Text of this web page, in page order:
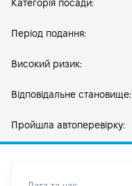
Категорія посади:
Період подання:
Високий ризик:
Відповідальне становище:
Пройшла автоперевірку: